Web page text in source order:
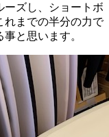
ーズし、ショートボ
れまでの半分の力で
と思います。